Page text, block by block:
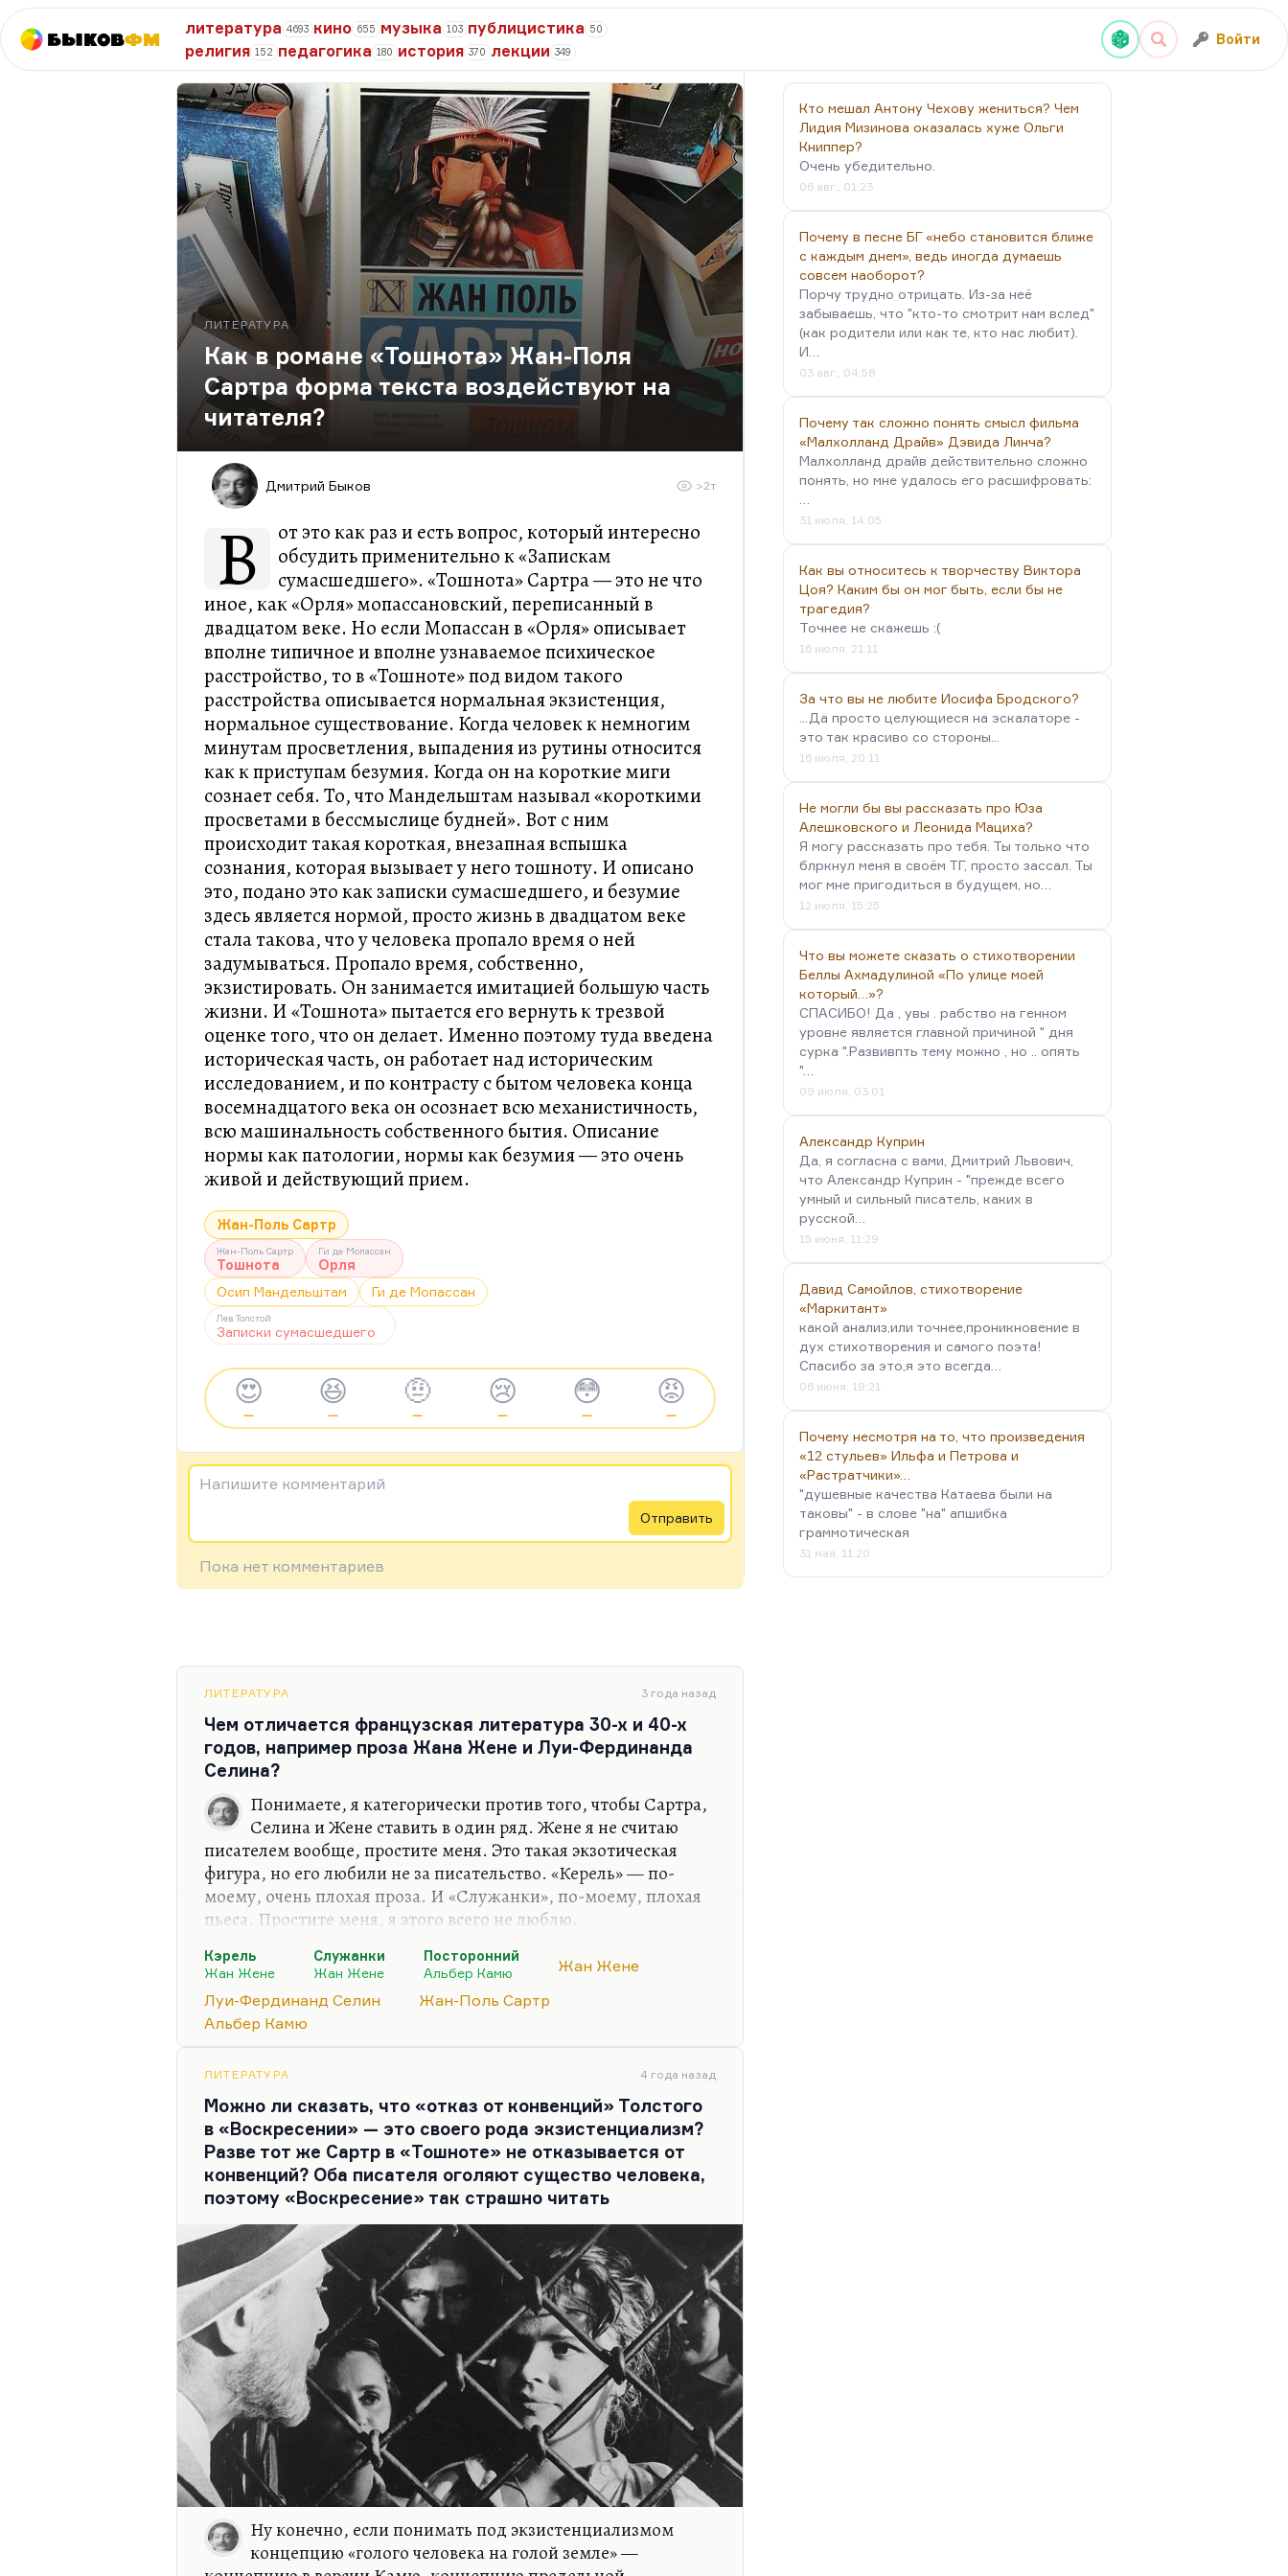
БыковФМ
литература 4693 кино 655 музыка 103 публицистика 50
религия 152 педагогика 180 история 370 лекции 349
Войти
ЛИТЕРАТУРА
Как в романе «Тошнота» Жан-Поля
Сартра форма текста воздействуют на
читателя?
Дмитрий Быков >2т
В
от это как раз и есть вопрос, который интересно
обсудить применительно к «Запискам
сумасшедшего». «Тошнота» Сартра — это не что
иное, как «Орля» мопассановский, переписанный в
двадцатом веке. Но если Мопассан в «Орля» описывает
вполне типичное и вполне узнаваемое психическое
расстройство, то в «Тошноте» под видом такого
расстройства описывается нормальная экзистенция,
нормальное существование. Когда человек к немногим
минутам просветления, выпадения из рутины относится
как к приступам безумия. Когда он на короткие миги
сознает себя. То, что Мандельштам называл «короткими
просветами в бессмыслице будней». Вот с ним
происходит такая короткая, внезапная вспышка
сознания, которая вызывает у него тошноту. И описано
это, подано это как записки сумасшедшего, и безумие
здесь является нормой, просто жизнь в двадцатом веке
стала такова, что у человека пропало время о ней
задумываться. Пропало время, собственно,
экзистировать. Он занимается имитацией большую часть
жизни. И «Тошнота» пытается его вернуть к трезвой
оценке того, что он делает. Именно поэтому туда введена
историческая часть, он работает над историческим
исследованием, и по контрасту с бытом человека конца
восемнадцатого века он осознает всю механистичность,
всю машинальность собственного бытия. Описание
нормы как патологии, нормы как безумия — это очень
живой и действующий прием.
Жан-Поль Сартр
Жан-Поль Сартр
Тошнота
Ги де Мопассан
Орля
Осип Мандельштам
Ги де Мопассан
Лев Толстой
Записки сумасшедшего
😍
—
😆
—
🤨
—
😢
—
😳
—
😡
—
Напишите комментарий
Отправить
Пока нет комментариев
ЛИТЕРАТУРА 3 года назад
Чем отличается французская литература 30-х и 40-х
годов, например проза Жана Жене и Луи-Фердинанда
Селина?
Понимаете, я категорически против того, чтобы Сартра,
Селина и Жене ставить в один ряд. Жене я не считаю
писателем вообще, простите меня. Это такая экзотическая
фигура, но его любили не за писательство. «Керель» — по-
моему, очень плохая проза. И «Служанки», по-моему, плохая
пьеса. Простите меня, я этого всего не люблю.
Что касается Селина и Сартра, то вот это к вопросу о
послевоенной Европе или межвоенной Европе. Здесь,
конечно, вы пропустили Камю. Камю — самый типичный
автор этой эпохи, повествующий, с одной стороны, о
исповедь человека модерна, который не умеет испытывать
Кэрель
Жан Жене
Служанки
Жан Жене
Посторонний
Альбер Камю
Жан Жене
Луи-Фердинанд Селин
Жан-Поль Сартр
Альбер Камю
ЛИТЕРАТУРА 4 года назад
Можно ли сказать, что «отказ от конвенций» Толстого
в «Воскресении» — это своего рода экзистенциализм?
Разве тот же Сартр в «Тошноте» не отказывается от
конвенций? Оба писателя оголяют существо человека,
поэтому «Воскресение» так страшно читать
Ну конечно, если понимать под экзистенциализмом
концепцию «голого человека на голой земле» —
Кто мешал Антону Чехову жениться? Чем
Лидия Мизинова оказалась хуже Ольги
Книппер?
Очень убедительно.
06 авг., 01:23
Почему в песне БГ «небо становится ближе
с каждым днем», ведь иногда думаешь
совсем наоборот?
Порчу трудно отрицать. Из-за неё
забываешь, что "кто-то смотрит нам вслед"
(как родители или как те, кто нас любит).
И…
03 авг., 04:58
Почему так сложно понять смысл фильма
«Малхолланд Драйв» Дэвида Линча?
Малхолланд драйв действительно сложно
понять, но мне удалось его расшифровать:
31 июля, 14:05
Как вы относитесь к творчеству Виктора
Цоя? Каким бы он мог быть, если бы не
трагедия?
Точнее не скажешь :(
16 июля, 21:11
За что вы не любите Иосифа Бродского?
...Да просто целующиеся на эскалаторе -
это так красиво со стороны...
16 июля, 20:11
Не могли бы вы рассказать про Юза
Алешковского и Леонида Мациха?
Я могу рассказать про тебя. Ты только что
блркнул меня в своём ТГ, просто зассал. Ты
мог мне пригодиться в будущем, но…
12 июля, 15:25
Что вы можете сказать о стихотворении
Беллы Ахмадулиной «По улице моей
который…»?
СПАСИБО! Да , увы . рабство на генном
уровне является главной причиной " дня
сурка ".Развивпть тему можно , но .. опять
"…
09 июля, 03:01
Александр Куприн
Да, я согласна с вами, Дмитрий Львович,
что Александр Куприн - "прежде всего
умный и сильный писатель, каких в
русской…
15 июня, 11:29
Давид Самойлов, стихотворение
«Маркитант»
какой анализ,или точнее,проникновение в
дух стихотворения и самого поэта!
Спасибо за это,я это всегда…
06 июня, 19:21
Почему несмотря на то, что произведения
«12 стульев» Ильфа и Петрова и
«Растратчики»…
"душевные качества Катаева были на
таковы" - в слове "на" апшибка
граммотическая
31 мая, 11:20